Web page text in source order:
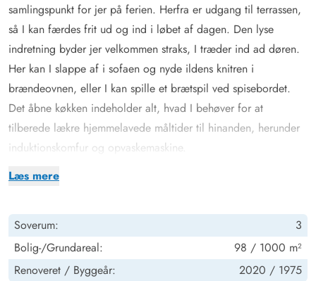
Læs mere
samlingspunkt for jer på ferien. Herfra er udgang til terrassen,
så I kan færdes frit ud og ind i løbet af dagen. Den lyse
indretning byder jer velkommen straks, I træder ind ad døren.
Her kan I slappe af i sofaen og nyde ildens knitren i
brændeovnen, eller I kan spille et brætspil ved spisebordet.
Det åbne køkken indeholder alt, hvad I behøver for at
tilberede lækre hjemmelavede måltider til hinanden, herunder
induktionskomfur og opvaskemaskine.
Feriehuset har en energibesparende varmepumpe, som hurtigt
rådighed, så I kan opfriske garderoben eller håndklæderne
under jeres ophold.
Indretningen tilbyder tre soverum – én med en dobbeltseng og
Soverum:
3
Bolig-/Grundareal:
98 / 1000 m²
Renoveret / Byggeår: 2020 / 1975